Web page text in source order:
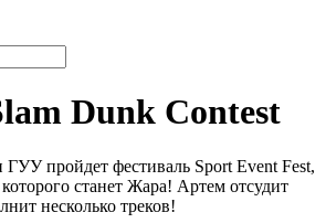
Dunk Contest
ГУУ пройдет фестиваль Sport Event Fest,
станет Жара! Артем отсудит
несколько треков!